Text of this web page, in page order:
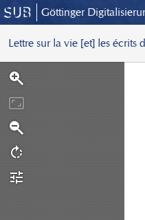
Göttinger
Lettre sur la vie [et] les écrits